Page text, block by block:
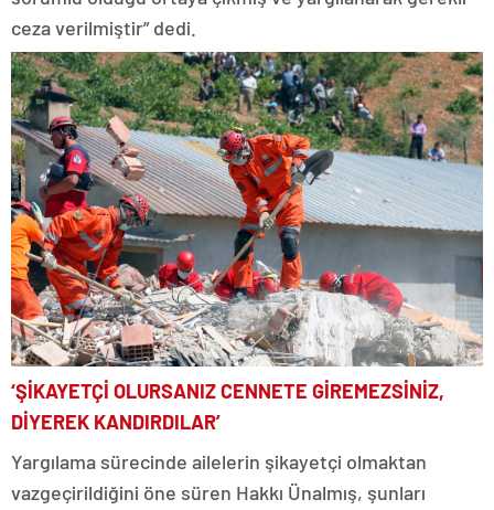
ceza verilmiştir” dedi.
‘ŞİKAYETÇİ OLURSANIZ CENNETE GİREMEZSİNİZ,
DİYEREK KANDIRDILAR’
Yargılama sürecinde ailelerin şikayetçi olmaktan
vazgeçirildiğini öne süren Hakkı Ünalmış, şunları